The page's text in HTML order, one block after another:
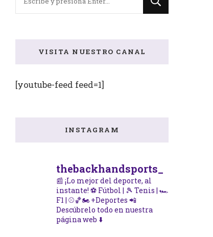
VISITA NUESTRO CANAL
[youtube-feed feed=1]
INSTAGRAM
thebackhandsports_
📰 ¡Lo mejor del deporte, al
instante! ⚽ Fútbol | 🎾 Tenis | 🏎️
F1 | ⚾🏀🏍️ +Deportes 📲
Descúbrelo todo en nuestra
página web ⬇️